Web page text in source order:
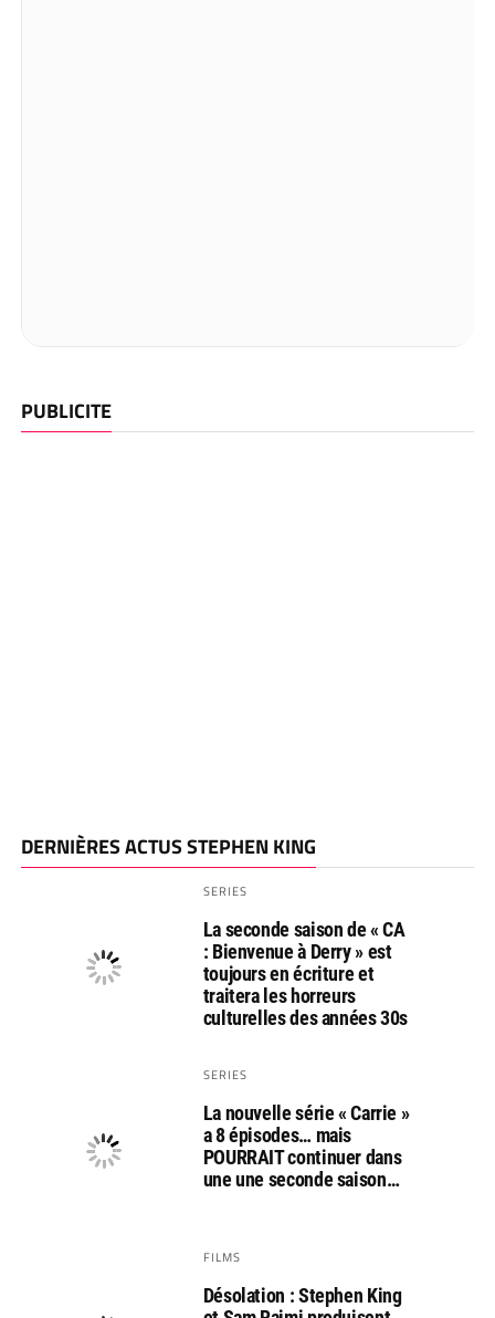
PUBLICITE
DERNIÈRES ACTUS STEPHEN KING
SERIES
La seconde saison de « CA
: Bienvenue à Derry » est
toujours en écriture et
traitera les horreurs
culturelles des années 30s
SERIES
La nouvelle série « Carrie »
a 8 épisodes… mais
POURRAIT continuer dans
une une seconde saison…
FILMS
Désolation : Stephen King